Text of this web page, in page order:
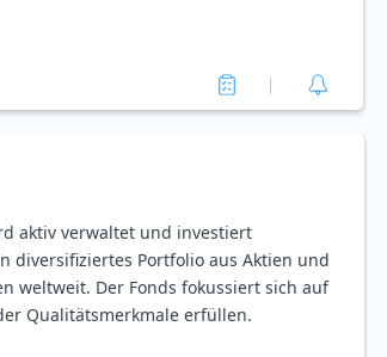
aktiv verwaltet und investiert
diversifiziertes Portfolio aus Aktien und
weltweit. Der Fonds fokussiert sich auf
Qualitätsmerkmale erfüllen.